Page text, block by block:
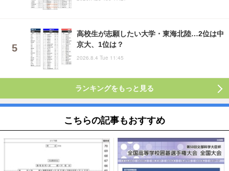
高校生が志願したい大学・東海北陸…2位は中
京大、1位は？
2026.8.4 Tue 11:45
ランキングをもっと見る
こちらの記事もおすすめ